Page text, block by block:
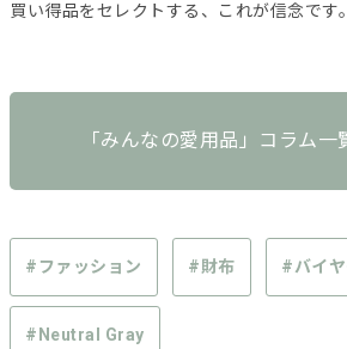
買い得品をセレクトする、これが信念です。
#ファッション #財布 #バイ
#Neutral Gray
「みんなの愛用品」コラム一